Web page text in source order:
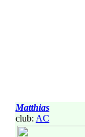
Matthias
club: AC